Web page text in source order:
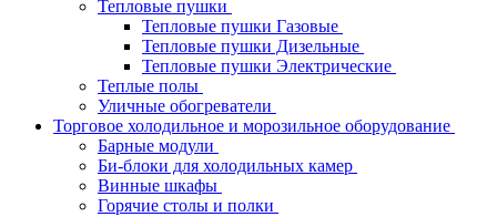
Тепловые пушки
Тепловые пушки Газовые
Тепловые пушки Дизельные
Тепловые пушки Электрические
Теплые полы
Уличные обогреватели
Торговое холодильное и морозильное оборудование
Барные модули
Би-блоки для холодильных камер
Винные шкафы
Горячие столы и полки